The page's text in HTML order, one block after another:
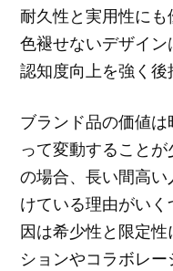
耐久性と実用性に
色褪せないデザイ
認知度向上を強く後
ブランド品の価値
って変動すること
の場合、長い間高
けている理由がい
因は希少性と限定
ションやコラボレ